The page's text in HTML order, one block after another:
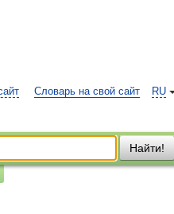
RU
Словарь на свой сайт
Найти!